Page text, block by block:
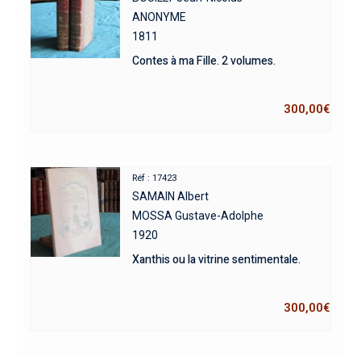
ANONYME
1811
Contes à ma Fille. 2 volumes.
300,00€
Réf : 17423
SAMAIN Albert
MOSSA Gustave-Adolphe
1920
Xanthis ou la vitrine sentimentale.
300,00€